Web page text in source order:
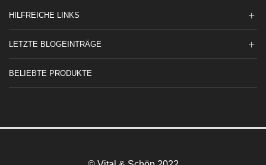
HILFREICHE LINKS
LETZTE BLOGEINTRÄGE
BELIEBTE PRODUKTE